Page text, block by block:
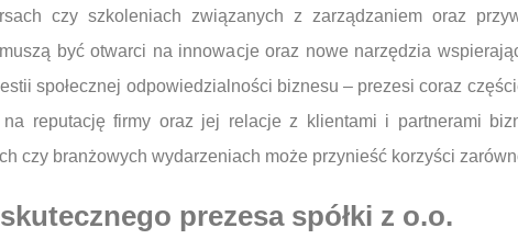
czy szkoleniach związanych z zarządzaniem oraz
być otwarci na innowacje oraz nowe narzędzia
społecznej odpowiedzialności biznesu – prezesi coraz
na reputację firmy oraz jej relacje z klientami i partnerami
czy branżowych wydarzeniach może przynieść korzyści
prezesa spółki z o.o.